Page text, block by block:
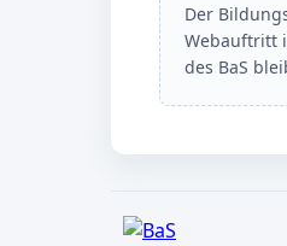
Der
Webauftritt
des BaS